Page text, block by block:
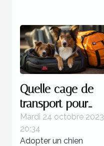
Quelle cage de
transport pour
chien est plus
recommandée ?
Mardi 24 octobre 2023
20:34
Adopter un chien